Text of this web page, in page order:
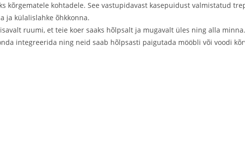
kõrgematele kohtadele. See vastupidavast kasepuidust valmistatud
ja külalislahke õhkkonna.
ruumi, et teie koer saaks hõlpsalt ja mugavalt üles ning alla
integreerida ning neid saab hõlpsasti paigutada mööbli või voodi